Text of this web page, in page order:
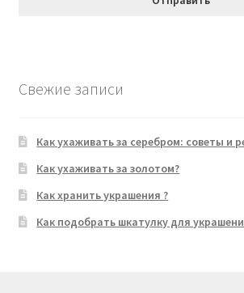
Свежие записи
Как ухаживать за серебром: советы и
Как ухаживать за золотом?
Как хранить украшения ?
Как подобрать шкатулку для